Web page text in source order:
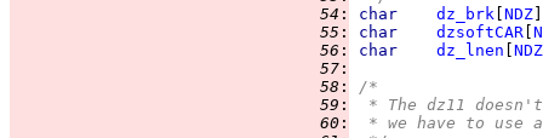
  54
: char dz_brk NDZ
  55
: char dzsoftCAR
  56
: char dz_lnen NDZ
  57
:
  58
:
/*
  59
:
* The dz11
  60
:
* we have to use